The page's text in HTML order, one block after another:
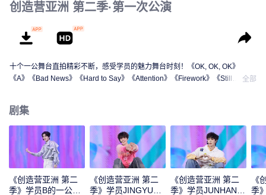
创造营亚洲 第二季·第一次公演
十个一公舞台直拍精彩不断，感受学员的魅力舞台时刻！《OK, OK, OK》
《A》《Bad News》《Hard to Say》《Attention》《Firework》《Still
全部
剧集
《创造营亚洲 第二
季》学员B的一公直
《创造营亚洲 第二
季》学员JINGYU的
《创造营亚洲 第二
季》学员JUNHAN的
《
季